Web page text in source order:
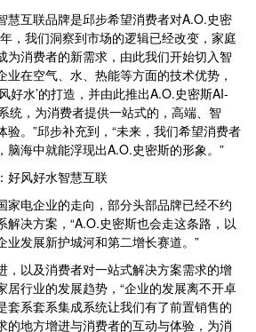
互联品牌是邱步希望消费者对A.O.史密
，我们洞察到市场的逻辑已经改变，家庭
为消费者的新需求，由此我们开始切入智
在空气、水、热能等方面的技术优势，
好水’的打造，并由此推出A.O.史密斯AI-
统，为消费者提供一站式的，高端、智
验。”邱步补充到，“未来，我们希望消费者
脑海中就能浮现出A.O.史密斯的形象。”
风好水智慧互联
电企业的走向，部分头部品牌已经不约
解决方案，“A.O.史密斯也会走这条路，以
业发展新护城河和第二增长赛道。”
以及消费者对一站式解决方案需求的增
居行业的发展趋势，“企业的发展离不开卓
套系套系集成系统让我们有了前置销售的
的地方增进与消费者的互动与体验，为消